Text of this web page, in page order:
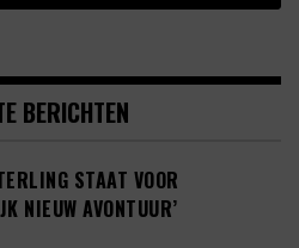
BERICHTEN
STAAT VOOR
NIEUW AVONTUUR’